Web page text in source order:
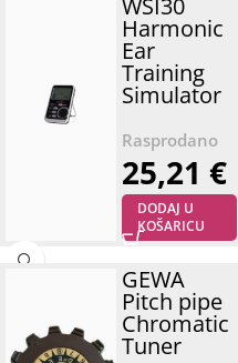
WSI30
Harmonic
Ear
Training
Simulator
25,21 €
DODAJ U
KOŠARICU
GEWA
Pitch pipe
Chromatic
Tuner